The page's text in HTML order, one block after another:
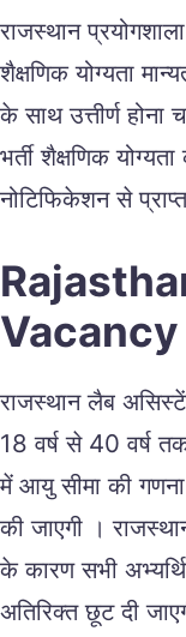
राजस्थान
शैक्षणिक योग्यता
के साथ उत्तीर्ण होना
भर्ती शैक्षणिक
नोटिफिकेशन से
राजस्थान लैब
18 वर्ष से 40 वर्ष
में आयु सीमा की
की जाएगी ।
के कारण सभी
अतिरिक्त छूट दी